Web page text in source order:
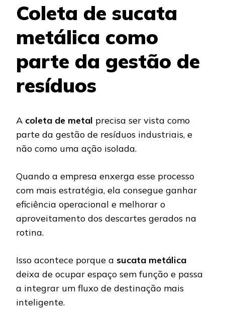
Coleta de sucata
metálica como
parte da gestão de
resíduos
A coleta de metal precisa ser vista como
parte da gestão de resíduos industriais, e
não como uma ação isolada.
Quando a empresa enxerga esse processo
com mais estratégia, ela consegue ganhar
eficiência operacional e melhorar o
aproveitamento dos descartes gerados na
rotina.
Isso acontece porque a sucata metálica
deixa de ocupar espaço sem função e passa
a integrar um fluxo de destinação mais
inteligente.